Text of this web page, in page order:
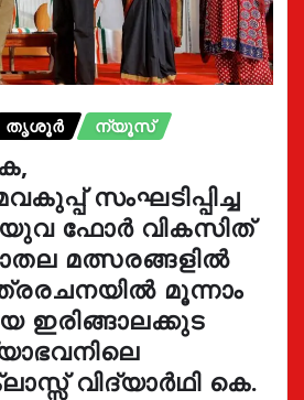
തൃശൂർ ന്യൂസ്
സംഘടിപ്പിച്ച
ഫോർ വികസിത്
മത്സരങ്ങളിൽ
മൂന്നാം
ഇരിങ്ങാലക്കുട
വിദ്യാർഥി കെ.